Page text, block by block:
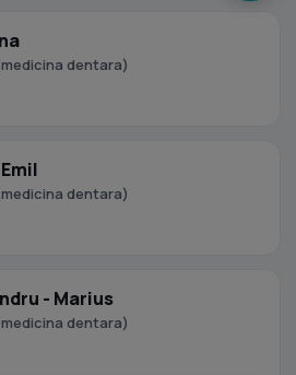
dentara)
dentara)
- Marius
dentara)